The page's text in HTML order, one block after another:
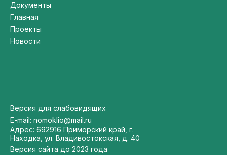
Главная
Проекты
Новости
Документы
Версия для слабовидящих
E-mail: nomoklio@mail.ru
Адрес: 692916 Приморский край, г.
Находка, ул. Владивостокская, д. 40
Версия сайта до 2023 года